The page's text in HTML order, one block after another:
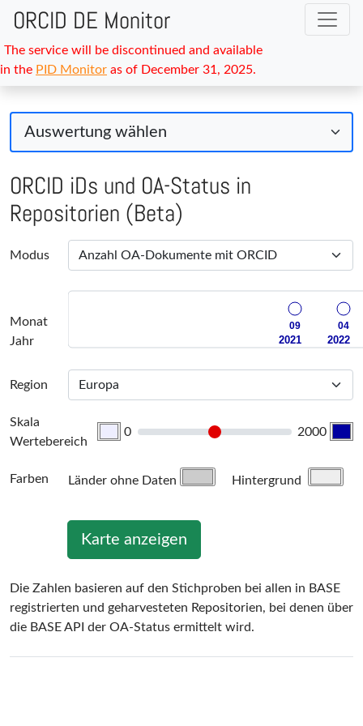
ORCID DE Monitor
The service will be discontinued and available
in the PID Monitor as of December 31, 2025.
ORCID iDs und OA-Status in
Repositorien (Beta)
Modus
Monat
Jahr
09 04
2021 2022
Region
Skala
Wertebereich
0 2000
Farben Länder ohne Daten Hintergrund
Karte anzeigen
Die Zahlen basieren auf den Stichproben bei allen in BASE
registrierten und geharvesteten Repositorien, bei denen über
die BASE API der OA-Status ermittelt wird.